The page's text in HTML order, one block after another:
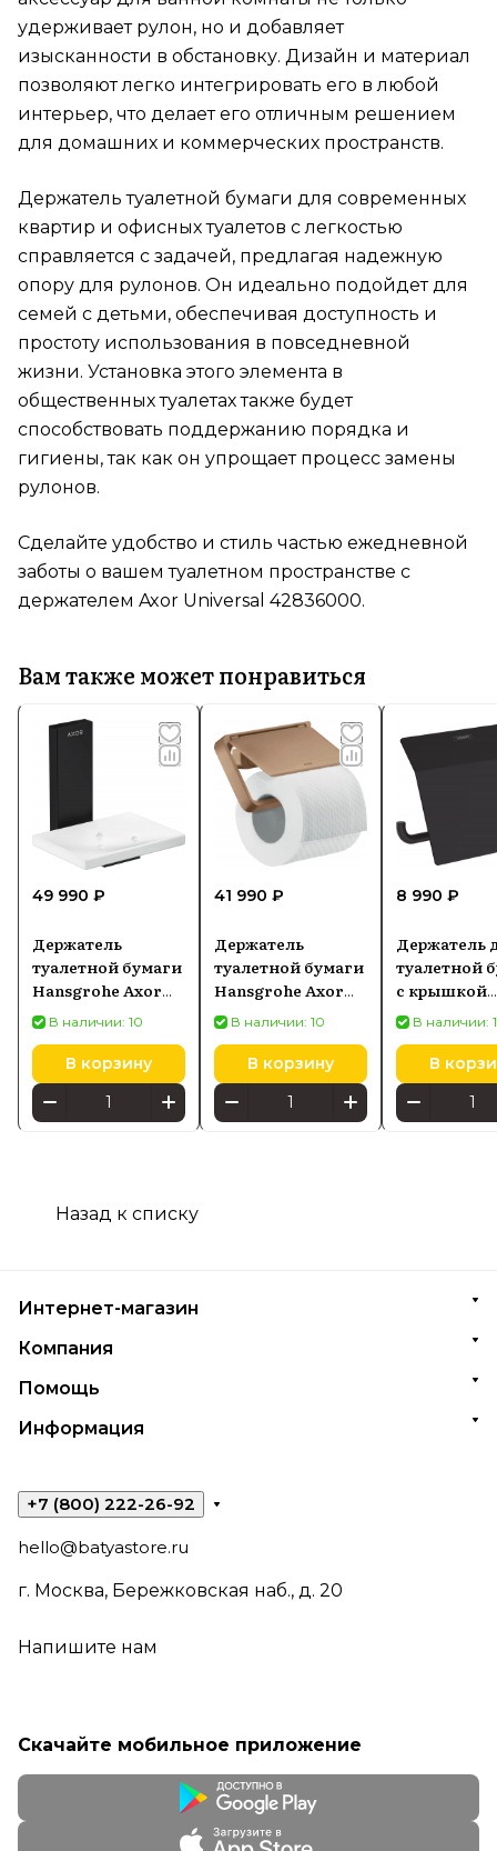
удерживает рулон, но и добавляет
изысканности в обстановку. Дизайн и материал
позволяют легко интегрировать его в любой
интерьер, что делает его отличным решением
для домашних и коммерческих пространств.
Держатель туалетной бумаги для современных
квартир и офисных туалетов с легкостью
справляется с задачей, предлагая надежную
опору для рулонов. Он идеально подойдет для
семей с детьми, обеспечивая доступность и
простоту использования в повседневной
жизни. Установка этого элемента в
общественных туалетах также будет
способствовать поддержанию порядка и
гигиены, так как он упрощает процесс замены
рулонов.
Сделайте удобство и стиль частью ежедневной
заботы о вашем туалетном пространстве с
держателем Axor Universal 42836000.
Вам также может понравиться
49 990 ₽
Держатель
туалетной бумаги
Hansgrohe Axor
Universal
Rectangular
чёрный матовый
42605670
В наличии: 10
В корзину
41 990 ₽
Держатель
туалетной бумаги
Hansgrohe Axor
Universal красное
золото
шлифованное
42836310
В наличии: 10
В корзину
8 990 ₽
Держатель
туалетной
с крышкой
Hansgrohe
AddStoris,
матовый
В наличии:
В
Назад к списку
Интернет-магазин
Компания
Помощь
Информация
+7 (800) 222-26-92
hello@batyastore.ru
г. Москва, Бережковская наб., д. 20
Напишите нам
Скачайте мобильное приложение